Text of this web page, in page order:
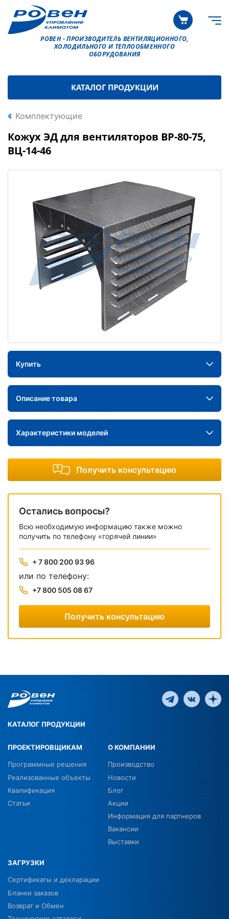
РОВЕН - ПРОИЗВОДИТЕЛЬ ВЕНТИЛЯЦИОННОГО,
ХОЛОДИЛЬНОГО И ТЕПЛООБМЕННОГО
ОБОРУДОВАНИЯ
КАТАЛОГ ПРОДУКЦИИ
Комплектующие
Кожух ЭД для вентиляторов ВР-80-75,
ВЦ-14-46
Купить
Описание товара
Характеристики моделей
Получить консультацию
Остались вопросы?
Всю необходимую информацию также можно
получить по телефону «горячей линии»
+ 7 800 200 93 96
или по телефону:
+7 800 505 08 67
Получить консультацию
КАТАЛОГ ПРОДУКЦИИ
ПРОЕКТИРОВЩИКАМ
Программные решения
Реализованные объекты
Квалификация
Статьи
О КОМПАНИИ
Производство
Новости
Блог
Акции
Информация для партнеров
Вакансии
Выставки
ЗАГРУЗКИ
Сертификаты и декларации
Бланки заказов
Возврат и Обмен